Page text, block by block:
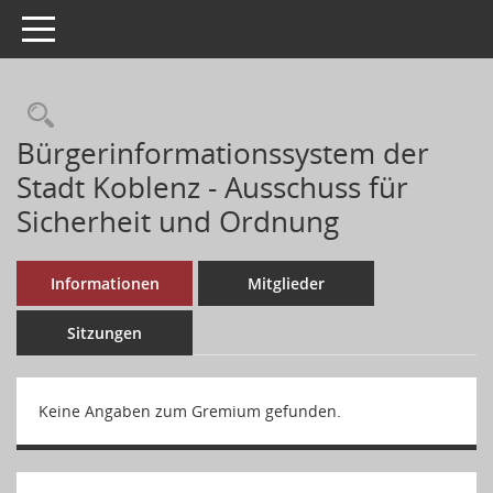
Toggle navigation
Bürgerinformationssystem der
Stadt Koblenz - Ausschuss für
Sicherheit und Ordnung
Informationen Mitglieder
Sitzungen
Keine Angaben zum Gremium gefunden.